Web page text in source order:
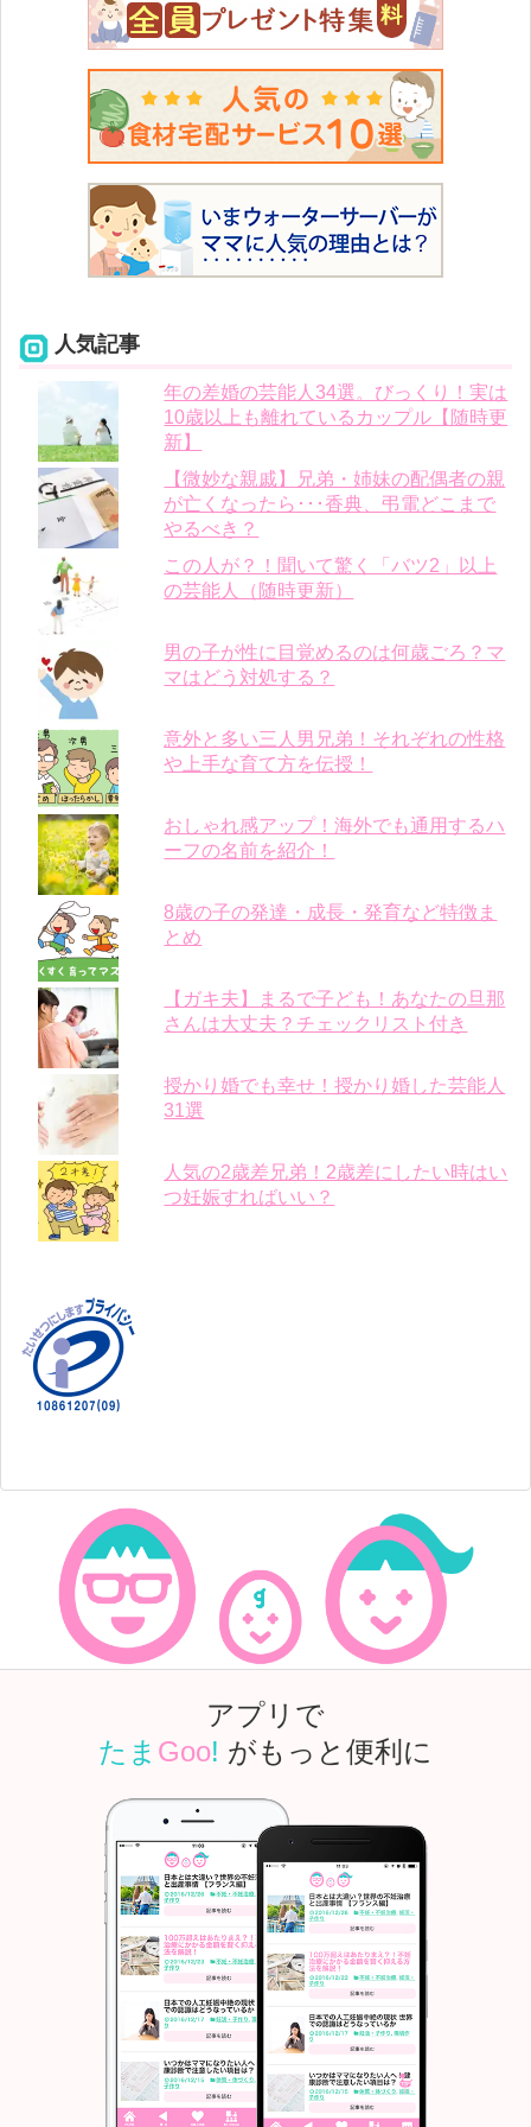
人気記事
年の差婚の芸能人34選。びっくり！実は
10歳以上も離れているカップル【随時更
新】
【微妙な親戚】兄弟・姉妹の配偶者の親
が亡くなったら･･･香典、弔電どこまで
やるべき？
この人が？！聞いて驚く「バツ2」以上
の芸能人（随時更新）
男の子が性に目覚めるのは何歳ごろ？マ
マはどう対処する？
意外と多い三人男兄弟！それぞれの性格
や上手な育て方を伝授！
おしゃれ感アップ！海外でも通用するハ
ーフの名前を紹介！
8歳の子の発達・成長・発育など特徴ま
とめ
【ガキ夫】まるで子ども！あなたの旦那
さんは大丈夫？チェックリスト付き
授かり婚でも幸せ！授かり婚した芸能人
31選
人気の2歳差兄弟！2歳差にしたい時はい
つ妊娠すればいい？
アプリで
たま Goo! がもっと便利に